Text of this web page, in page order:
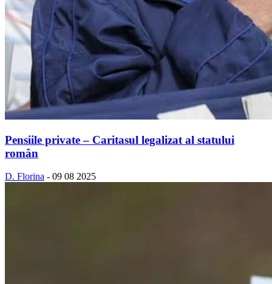
Pensiile private – Caritasul legalizat al statului
român
D. Florina - 09 08 2025